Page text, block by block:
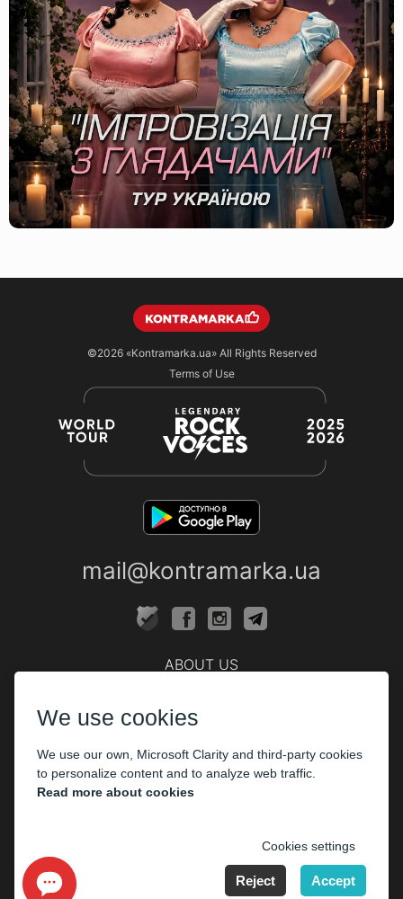
©2026 «Kontramarka.ua»All Rights Reserved
Terms of Use
mail@kontramarka.ua
ABOUT US
The organizers
Corporate customers
We use cookies
We use our own, Microsoft Clarity and third-party cookies
to personalize content and to analyze web traffic.
Read more about cookies
Cookies settings
Reject Accept